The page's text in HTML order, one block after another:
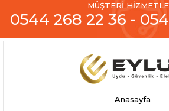
MÜŞTERİ
0544 268 22 36 -
Anasayfa